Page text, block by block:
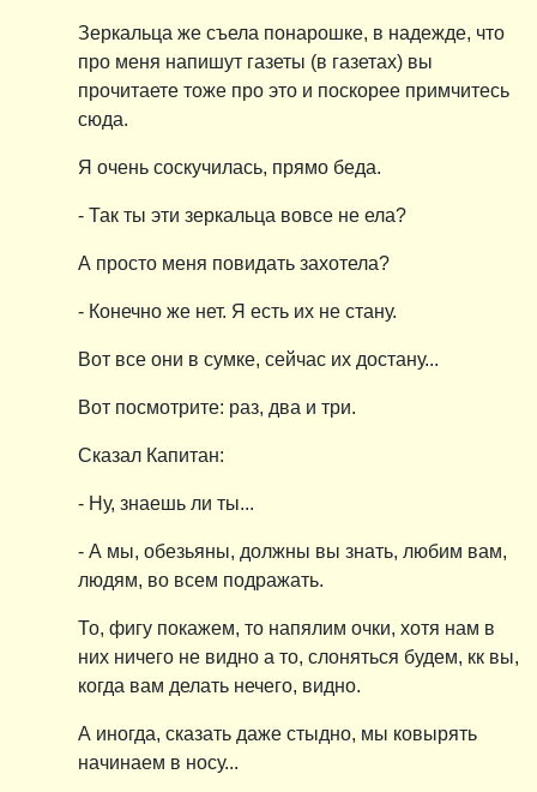
Зеркальца же съела понарошке, в надежде, что
про меня напишут газеты (в газетах) вы
прочитаете тоже про это и поскорее примчитесь
сюда.
Я очень соскучилась, прямо беда.
- Так ты эти зеркальца вовсе не ела?
А просто меня повидать захотела?
- Конечно же нет. Я есть их не стану.
Вот все они в сумке, сейчас их достану...
Вот посмотрите: раз, два и три.
Сказал Капитан:
- Ну, знаешь ли ты...
- А мы, обезьяны, должны вы знать, любим вам,
людям, во всем подражать.
То, фигу покажем, то напялим очки, хотя нам в
них ничего не видно а то, слоняться будем, кк вы,
когда вам делать нечего, видно.
А иногда, сказать даже стыдно, мы ковырять
начинаем в носу...